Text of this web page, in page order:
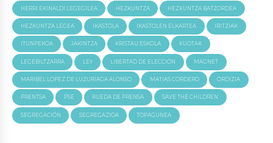
HERRI EKINALDI LEGEGILEA HEZKUNTZA HEZKUNTZA BATZORDEA
HEZKUNTZA LEGEA IKASTOLA IKASTOLEN ELKARTEA IRITZIAK
ITUNPEKOA JAKINTZA KRISTAU ESKOLA KUOTAK
LEGEBILTZARRA LEY LIBERTAD DE ELECCIÓN MAGNET
MARIBEL LOPEZ DE LUZURIAGA ALONSO MATIAS CORDERO ORDIZIA
PRENTSA PSE RUEDA DE PRENSA SAVE THE CHILDREN
SEGREGACIÓN SEGREGAZIOA TOPAGUNEA